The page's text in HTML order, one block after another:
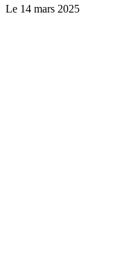
Le 14 mars 2025